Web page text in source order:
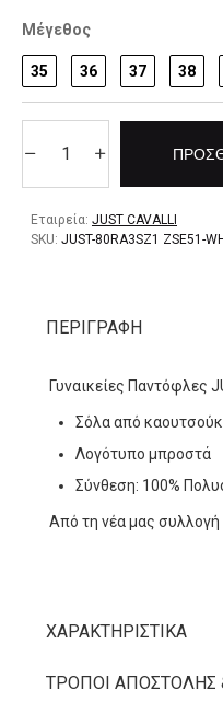
Εταιρεία: JUST CAVALLI
SKU: JUST-80RA3SZ1 ZSE51-
Μέγεθος
35 36 37 38
ΠΕΡΙΓΡΑΦΉ
Γυναικείες Παντόφλες
Σόλα από καουτσούκ
Λογότυπο μπροστά
Σύνθεση: 100%
Από τη νέα μας συλλογή
ΧΑΡΑΚΤΗΡΙΣΤΙΚΆ
ΤΡΌΠΟΙ ΑΠΟΣΤΟΛΉΣ